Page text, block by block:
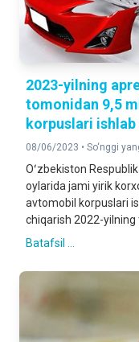
2023-yilning
tomonidan 9,5
korpuslari
08/06/2023 • So‘nggi
Oʻzbekiston
oylarida jami yirik
avtomobil korpuslari
chiqarish 2022-
Batafsil ...